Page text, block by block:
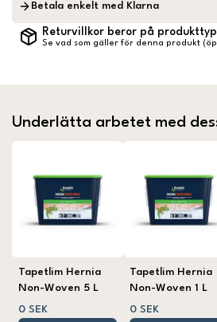
Betala enkelt med Klarna
Returvillkor beror på
Se vad som gäller för denna produkt
Underlätta arbetet med
Tapetlim Hernia
Non-Woven 5 L
0 SEK
Tapetlim Hernia
Non-Woven 1 L
0 SEK